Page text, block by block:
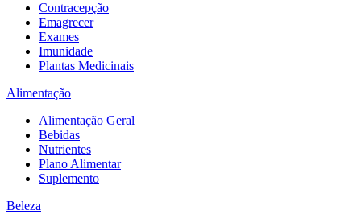
Contracepção
Emagrecer
Exames
Imunidade
Plantas Medicinais
Alimentação
Alimentação Geral
Bebidas
Nutrientes
Plano Alimentar
Suplemento
Beleza